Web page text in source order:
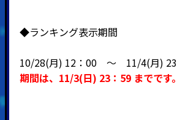
◆ランキング表示期間
10/28(月) 12：00 ～ 11/4(月)
期間は、11/3(日) 23：59 までです